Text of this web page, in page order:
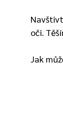
oči.
Jak